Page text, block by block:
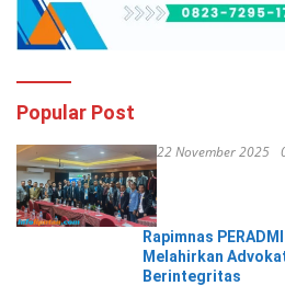
Popular Post
22 November 2025
Rapimnas
Melahirkan
Berintegritas